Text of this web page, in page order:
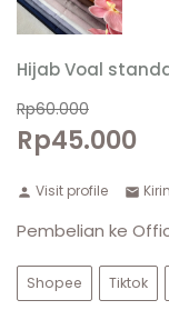
Hijab Voal
Rp60.000
Rp45.000
Visit profile
Pembelian ke
Shopee Tiktok